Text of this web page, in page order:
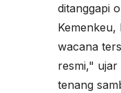
ditanggapi
wacana
resmi," ujar
tenang